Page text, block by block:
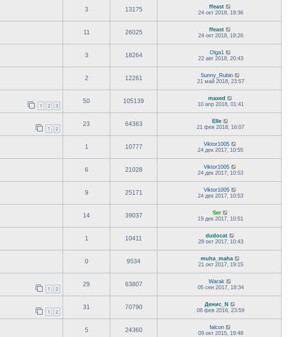
3 13175
ffeast
24 окт 2018, 19:36
11 26025
ffeast
24 окт 2018, 19:26
3 18264
Olga1
22 авг 2018, 20:43
2 12261
Sunny_Rubin
21 май 2018, 23:57
1 2 3
50 105139
maxed
10 апр 2018, 01:41
1 2
23 64363
Elle
21 фев 2018, 16:07
1 10777
Viktor1005
24 дек 2017, 10:55
6 21028
Viktor1005
24 дек 2017, 10:53
9 25171
Viktor1005
24 дек 2017, 10:53
14 39037
Ser
19 дек 2017, 10:51
1 10411
dudocat
28 окт 2017, 10:43
0 9534
muha_maha
21 окт 2017, 19:15
1 2
29 63807
Warak
05 сен 2017, 18:34
1 2
31 70790
Денис_N
08 фев 2016, 23:59
5 24360
falcon
09 окт 2015, 19:48